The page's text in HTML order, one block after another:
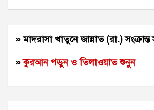
» মাদরাসা খাতুনে জান্নাত (রা.)
» কুরআন পড়ুন ও তিলাওয়াত শুনুন